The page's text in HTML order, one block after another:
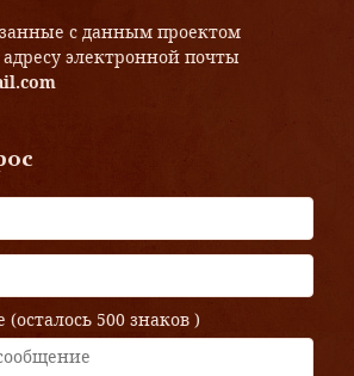
с данным проектом
электронной почты
500 знаков )